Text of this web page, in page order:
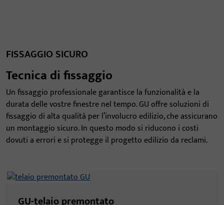
FISSAGGIO SICURO
Tecnica di fissaggio
Un fissaggio professionale garantisce la funzionalità e la
durata delle vostre finestre nel tempo. GU offre soluzioni di
fissaggio di alta qualità per l’involucro edilizio, che assicurano
un montaggio sicuro. In questo modo si riducono i costi
dovuti a errori e si protegge il progetto edilizio da reclami.